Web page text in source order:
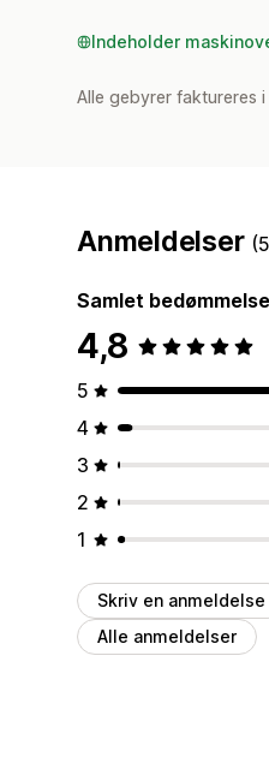
Indeholder
Alle gebyrer faktureres
Anmeldelser
Samlet bedømmelse
4,8
5
4
3
2
1
Skriv en anmeldelse
Alle anmeldelser